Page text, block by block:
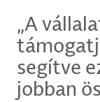
„A
segítve
jobban